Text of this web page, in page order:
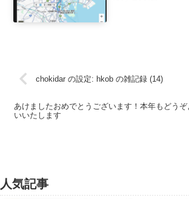
chokidar の設定: hkob の雑記録 (14)
あけましたおめでとうございます！本年もどう
いいたします
人気記事